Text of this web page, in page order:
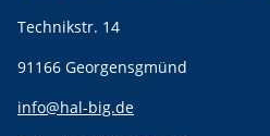
Technikstr. 14
91166 Georgensgmünd
info@hal-big.de